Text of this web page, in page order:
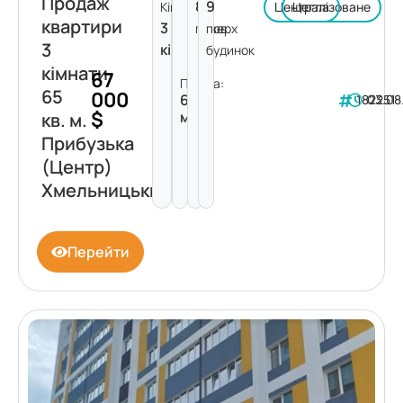
квартири
3
кімнати
65
кв. м.
Прибузька
(Центр)
Хмельницький
67
000
$
Кімнат:
3
кімнати
Площа:
65
м²
8
поверх
9
пов.
будинок
Централізоване
Цегла
182251
Перейти